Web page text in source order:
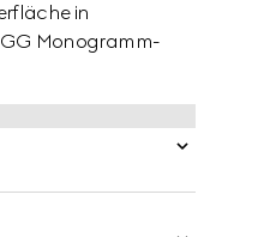
in
GG Monogramm-